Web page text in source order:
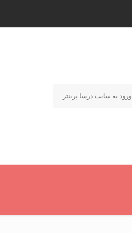
ورود به سایت درسا پرینتر